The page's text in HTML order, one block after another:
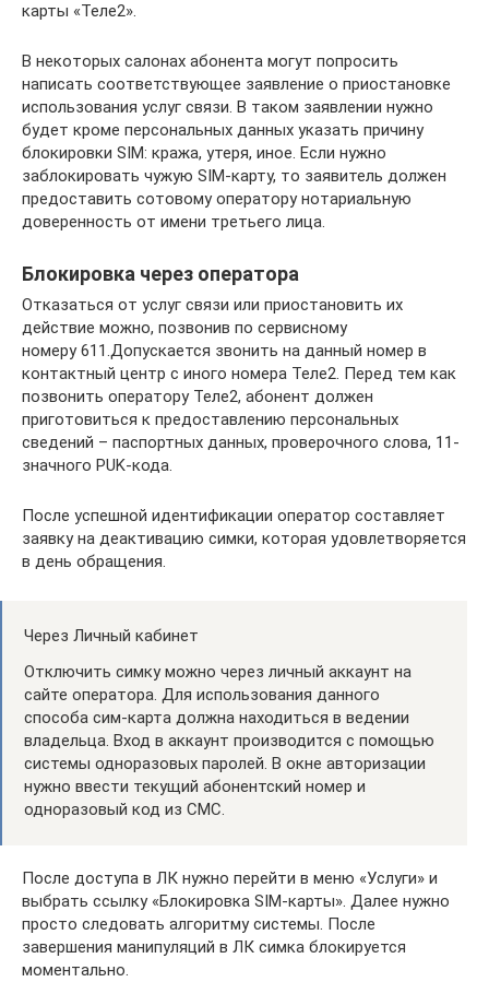
карты «Теле2».
В некоторых салонах абонента могут попросить
написать соответствующее заявление о приостановке
использования услуг связи. В таком заявлении нужно
будет кроме персональных данных указать причину
блокировки SIM: кража, утеря, иное. Если нужно
заблокировать чужую SIM-карту, то заявитель должен
предоставить сотовому оператору нотариальную
доверенность от имени третьего лица.
Блокировка через оператора
Отказаться от услуг связи или приостановить их
действие можно, позвонив по сервисному
номеру 611.Допускается звонить на данный номер в
контактный центр с иного номера Теле2. Перед тем как
позвонить оператору Теле2, абонент должен
приготовиться к предоставлению персональных
сведений – паспортных данных, проверочного слова, 11-
значного PUK-кода.
После успешной идентификации оператор составляет
заявку на деактивацию симки, которая удовлетворяется
в день обращения.
Через Личный кабинет
Отключить симку можно через личный аккаунт на
сайте оператора. Для использования данного
способа сим-карта должна находиться в ведении
владельца. Вход в аккаунт производится с помощью
системы одноразовых паролей. В окне авторизации
нужно ввести текущий абонентский номер и
одноразовый код из СМС.
После доступа в ЛК нужно перейти в меню «Услуги» и
выбрать ссылку «Блокировка SIM-карты». Далее нужно
просто следовать алгоритму системы. После
завершения манипуляций в ЛК симка блокируется
моментально.